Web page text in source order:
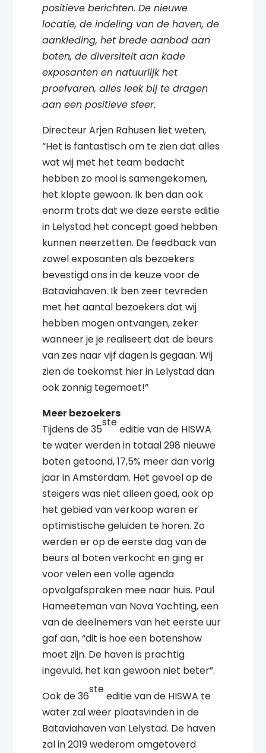
positieve berichten. De nieuwe
locatie, de indeling van de haven, de
aankleding, het brede aanbod aan
boten, de diversiteit aan kade
exposanten en natuurlijk het
proefvaren, alles leek bij te dragen
aan een positieve sfeer.
Directeur Arjen Rahusen liet weten,
“Het is fantastisch om te zien dat alles
wat wij met het team bedacht
hebben zo mooi is samengekomen,
het klopte gewoon. Ik ben dan ook
enorm trots dat we deze eerste editie
in Lelystad het concept goed hebben
kunnen neerzetten. De feedback van
zowel exposanten als bezoekers
bevestigd ons in de keuze voor de
Bataviahaven. Ik ben zeer tevreden
met het aantal bezoekers dat wij
hebben mogen ontvangen, zeker
wanneer je je realiseert dat de beurs
van zes naar vijf dagen is gegaan. Wij
zien de toekomst hier in Lelystad dan
ook zonnig tegemoet!”
Meer bezoekers
Tijdens de 35
ste
editie van de HISWA
te water werden in totaal 298 nieuwe
boten getoond, 17,5% meer dan vorig
jaar in Amsterdam. Het gevoel op de
steigers was niet alleen goed, ook op
het gebied van verkoop waren er
optimistische geluiden te horen. Zo
werden er op de eerste dag van de
beurs al boten verkocht en ging er
voor velen een volle agenda
opvolgafspraken mee naar huis. Paul
Hameeteman van Nova Yachting, een
van de deelnemers van het eerste uur
gaf aan, “dit is hoe een botenshow
moet zijn. De haven is prachtig
ingevuld, het kan gewoon niet beter”.
Ook de 36
ste
editie van de HISWA te
water zal weer plaatsvinden in de
Bataviahaven van Lelystad. De haven
zal in 2019 wederom omgetoverd